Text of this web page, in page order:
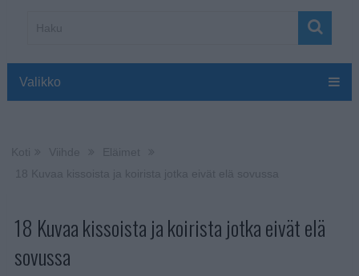
Valikko
18 Kuvaa kissoista ja koirista jotka eivät elä
sovussa